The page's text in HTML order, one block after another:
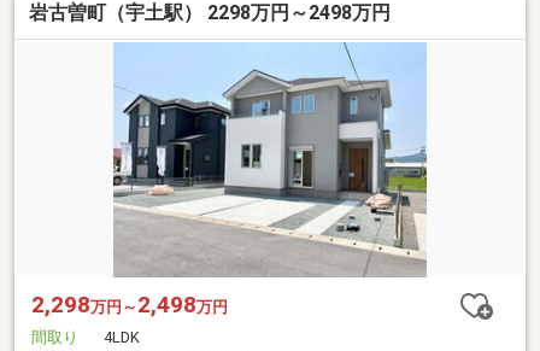
岩古曽町（宇土駅） 2298万円～2498万円
2,298万円～ 2,498万円
間取り
4LDK